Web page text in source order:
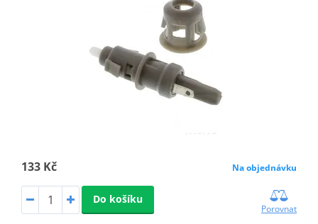
133 Kč Na objednávku
Do košíku
Porovnat